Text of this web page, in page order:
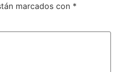
marcados con *